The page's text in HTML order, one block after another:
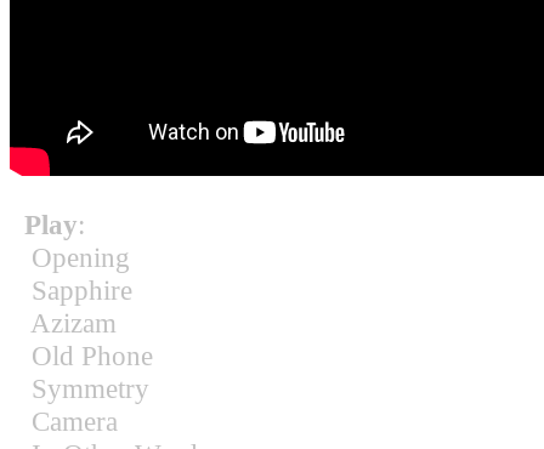
Play:
Opening
Sapphire
Azizam
Old Phone
Symmetry
Camera